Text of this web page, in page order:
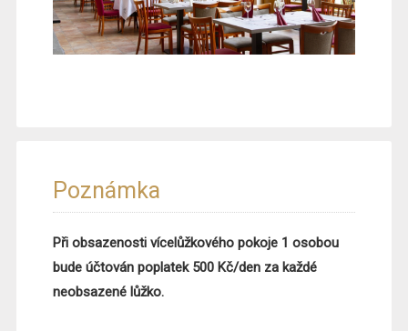
Poznámka
​Při obsazenosti vícelůžkového pokoje 1 osobou
bude účtován poplatek 500 Kč/den za každé
neobsazené lůžko.